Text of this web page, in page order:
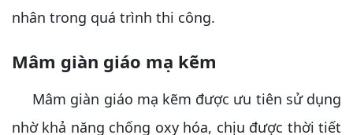
nhân trong quá trình thi công.
Mâm giàn giáo mạ kẽm
Mâm giàn giáo mạ kẽm được ưu tiên sử dụng
nhờ khả năng chống oxy hóa, chịu được thời tiết